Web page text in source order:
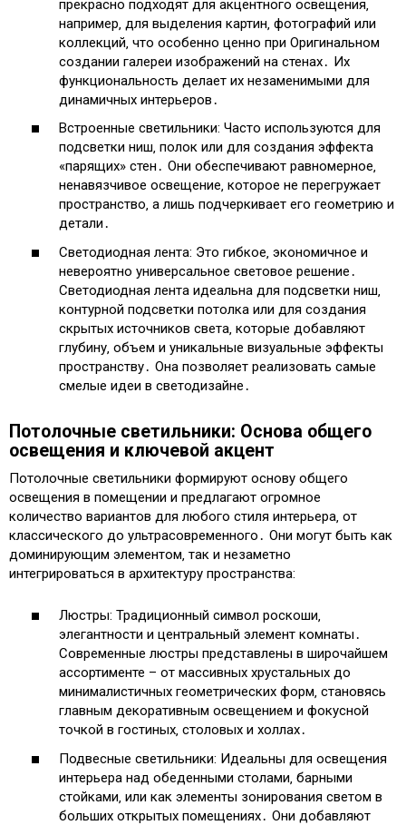
прекрасно подходят для акцентного освещения‚
например‚ для выделения картин‚ фотографий или
коллекций‚ что особенно ценно при Оригинальном
создании галереи изображений на стенах․ Их
функциональность делает их незаменимыми для
динамичных интерьеров․
Встроенные светильники: Часто используются для
подсветки ниш‚ полок или для создания эффекта
«парящих» стен․ Они обеспечивают равномерное‚
ненавязчивое освещение‚ которое не перегружает
пространство‚ а лишь подчеркивает его геометрию и
детали․
Светодиодная лента: Это гибкое‚ экономичное и
невероятно универсальное световое решение․
Светодиодная лента идеальна для подсветки ниш‚
контурной подсветки потолка или для создания
скрытых источников света‚ которые добавляют
глубину‚ объем и уникальные визуальные эффекты
пространству․ Она позволяет реализовать самые
смелые идеи в светодизайне․
Потолочные светильники: Основа общего
освещения и ключевой акцент
Потолочные светильники формируют основу общего
освещения в помещении и предлагают огромное
количество вариантов для любого стиля интерьера‚ от
классического до ультрасовременного․ Они могут быть как
доминирующим элементом‚ так и незаметно
интегрироваться в архитектуру пространства:
Люстры: Традиционный символ роскоши‚
элегантности и центральный элемент комнаты․
Современные люстры представлены в широчайшем
ассортименте – от массивных хрустальных до
минималистичных геометрических форм‚ становясь
главным декоративным освещением и фокусной
точкой в гостиных‚ столовых и холлах․
Подвесные светильники: Идеальны для освещения
интерьера над обеденными столами‚ барными
стойками‚ или как элементы зонирования светом в
больших открытых помещениях․ Они добавляют